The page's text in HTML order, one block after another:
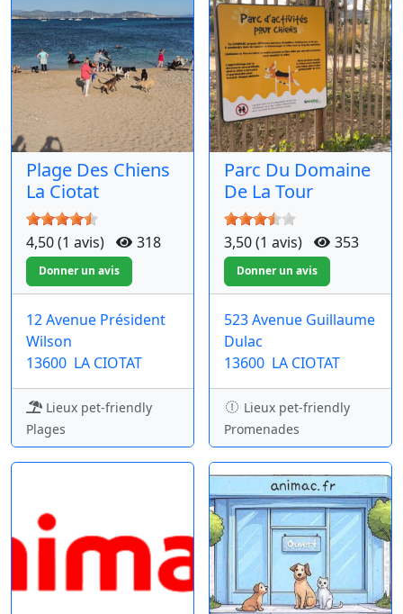
Plage Des Chiens
La Ciotat
4,50 (1 avis) 318
12 Avenue Président
Wilson
13600 LA CIOTAT
Lieux pet-friendly
Plages
Parc Du Domaine
De La Tour
3,50 (1 avis) 353
523 Avenue Guillaume
Dulac
13600 LA CIOTAT
Lieux pet-friendly
Promenades